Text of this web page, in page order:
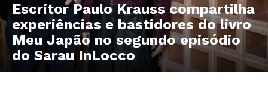
Escritor Paulo Krauss compartilha
experiências e bastidores do livro
Meu Japão no segundo episódio
do Sarau InLocco